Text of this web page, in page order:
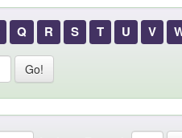
Q R S T U V